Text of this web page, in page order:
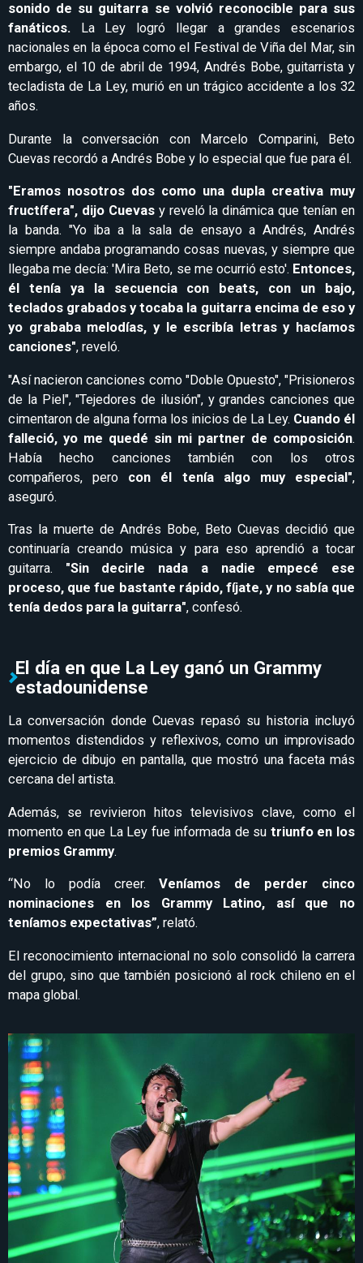
sonido de su guitarra se volvió reconocible para sus
fanáticos. La Ley logró llegar a grandes escenarios
nacionales en la época como el Festival de Viña del Mar, sin
embargo, el 10 de abril de 1994, Andrés Bobe, guitarrista y
tecladista de La Ley, murió en un trágico accidente a los 32
años.
Durante la conversación con Marcelo Comparini, Beto
Cuevas recordó a Andrés Bobe y lo especial que fue para él.
"Eramos nosotros dos como una dupla creativa muy
fructífera", dijo Cuevasy reveló la dinámica que tenían en
la banda. "Yo iba a la sala de ensayo a Andrés, Andrés
siempre andaba programando cosas nuevas, y siempre que
llegaba me decía: 'Mira Beto, se me ocurrió esto'. Entonces,
él tenía ya la secuencia con beats, con un bajo,
teclados grabados y tocaba la guitarra encima de eso y
yo grababa melodías, y le escribía letras y hacíamos
canciones", reveló.
"Así nacieron canciones como "Doble Opuesto", "Prisioneros
de la Piel", "Tejedores de ilusión", y grandes canciones que
cimentaron de alguna forma los inicios de La Ley. Cuando él
falleció, yo me quedé sin mi partner de composición.
Había hecho canciones también con los otros
compañeros, pero con él tenía algo muy especial",
aseguró.
Tras la muerte de Andrés Bobe, Beto Cuevas decidió que
continuaría creando música y para eso aprendió a tocar
guitarra. "Sin decirle nada a nadie empecé ese
proceso, que fue bastante rápido, fíjate, y no sabía que
tenía dedos para la guitarra", confesó.
El día en que La Ley ganó un Grammy
estadounidense
La conversación donde Cuevas repasó su historia incluyó
momentos distendidos y reflexivos, como un improvisado
ejercicio de dibujo en pantalla, que mostró una faceta más
cercana del artista.
Además, se revivieron hitos televisivos clave, como el
momento en que La Ley fue informada de su triunfo en los
premios Grammy.
“No lo podía creer. Veníamos de perder cinco
nominaciones en los Grammy Latino, así que no
teníamos expectativas”, relató.
El reconocimiento internacional no solo consolidó la carrera
del grupo, sino que también posicionó al rock chileno en el
mapa global.